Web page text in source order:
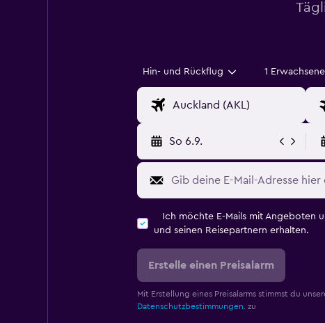
Hin- und Rückflug 1
So 6.9.
Ich möchte E-Mails mit Angeboten
und seinen Reisepartnern erhalten.
Erstelle einen Preisalarm
Mit Erstellung eines Preisalarms stimmst du
Datenschutzbestimmungen. zu